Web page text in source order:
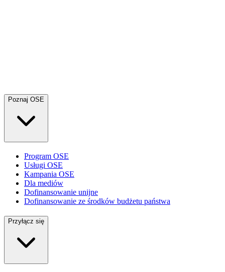
Poznaj OSE
Program OSE
Usługi OSE
Kampania OSE
Dla mediów
Dofinansowanie unijne
Dofinansowanie ze środków budżetu państwa
Przyłącz się